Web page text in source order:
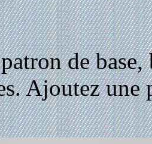
de
Ajoutez une